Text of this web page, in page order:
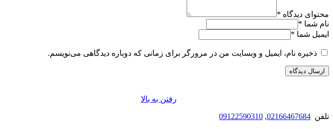
محتوای دیدگاه *
نام شما *
ایمیل شما *
ذخیره نام، ایمیل و وبسایت من در مرورگر برای زمانی که دوباره دیدگاهی می‌نویسم.
رفتن به بالا
تلفن 02166467684
,
09122590310